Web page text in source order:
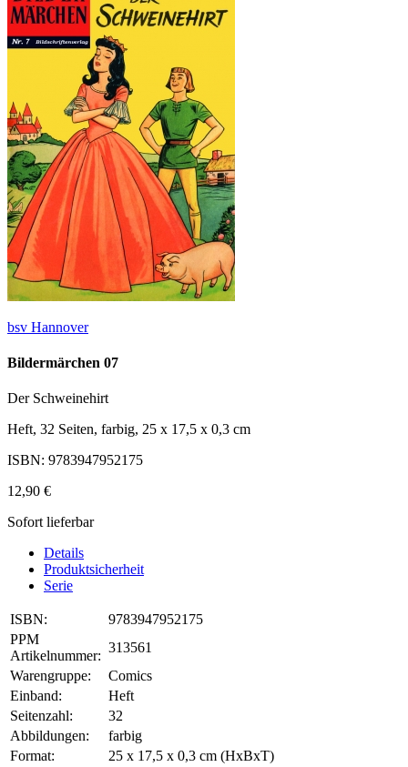
bsv Hannover
Bildermärchen 07
Der Schweinehirt
Heft, 32 Seiten, farbig, 25 x 17,5 x 0,3 cm
ISBN: 9783947952175
12,90 €
Sofort lieferbar
Details
Produktsicherheit
Serie
ISBN:
9783947952175
PPM
Artikelnummer:
313561
Warengruppe:
Comics
Einband:
Heft
Seitenzahl:
32
Abbildungen:
farbig
Format:
25 x 17,5 x 0,3 cm (HxBxT)